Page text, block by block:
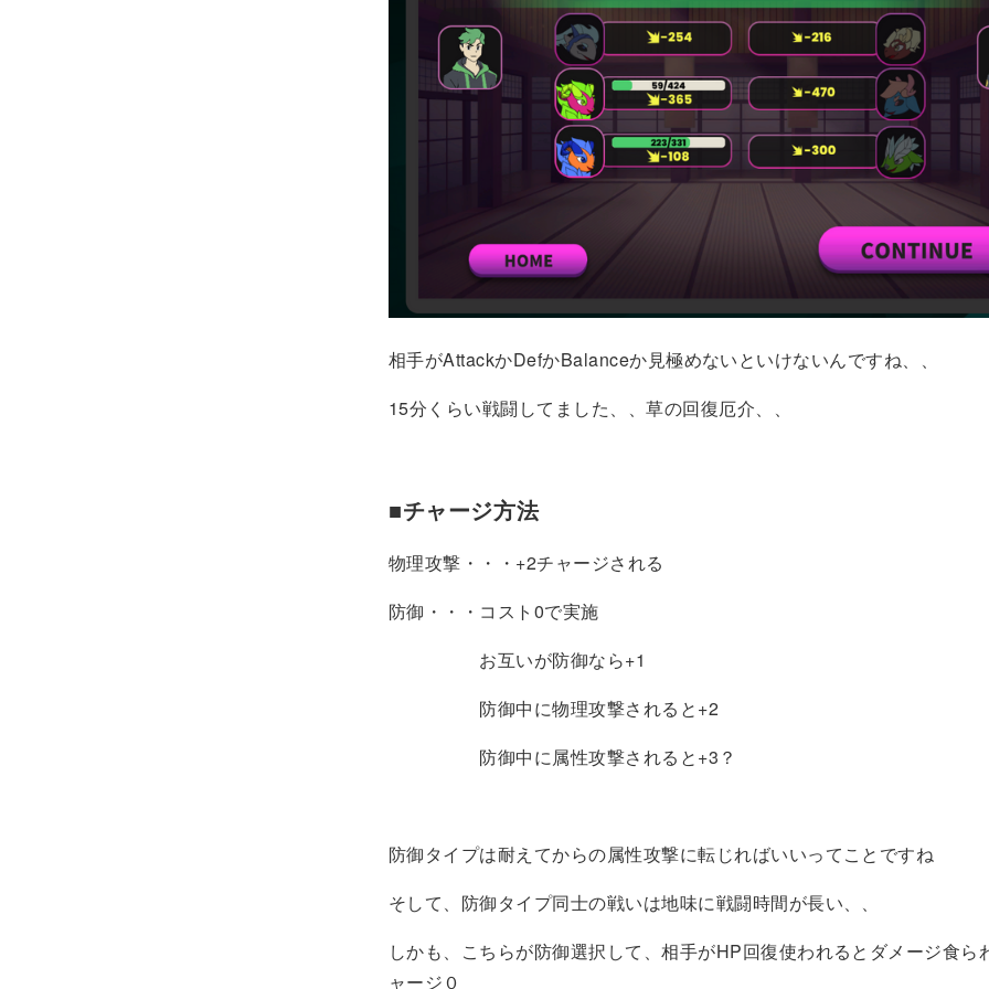
相手がAttackかDefかBalanceか見極めないといけないんですね、、
15分くらい戦闘してました、、草の回復厄介、、
■チャージ方法
物理攻撃・・・+2チャージされる
防御・・・コスト0で実施
お互いが防御なら+1
防御中に物理攻撃されると+2
防御中に属性攻撃されると+3？
防御タイプは耐えてからの属性攻撃に転じればいいってことですね
そして、防御タイプ同士の戦いは地味に戦闘時間が長い、、
しかも、こちらが防御選択して、相手がHP回復使われるとダメージ食ら
ャージ０